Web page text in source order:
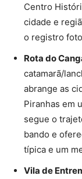
Centro
cidade e
o registro
Rota do
catamarã/
abrange as
Piranhas em
segue o
bando e
típica e um
Vila de